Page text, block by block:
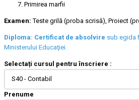
Primirea marfii
Examen:Teste grilă (proba scrisă), Proiect
Diploma: Certificat de absolvire sub egida
Ministerului Educaţiei.
Selectați cursul pentru înscriere :
S40 - Contabil
Prenume